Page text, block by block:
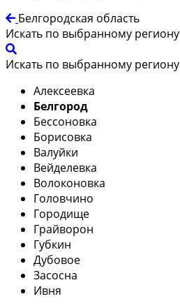
Белгородская область
Искать по выбранному региону
Искать по выбранному региону
Алексеевка
Белгород
Бессоновка
Борисовка
Валуйки
Вейделевка
Волоконовка
Головчино
Городище
Грайворон
Губкин
Дубовое
Засосна
Ивня